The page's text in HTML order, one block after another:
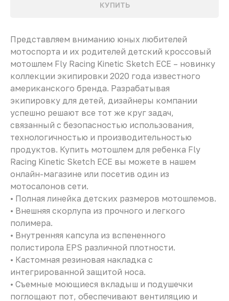
КУПИТЬ
Представляем вниманию юных любителей
мотоспорта и их родителей детский кроссовый
мотошлем Fly Racing Kinetic Sketch ECE – новинку
коллекции экипировки 2020 года известного
американского бренда. Разрабатывая
экипировку для детей, дизайнеры компании
успешно решают все тот же круг задач,
связанный с безопасностью использования,
технологичностью и производительностью
продуктов. Купить мотошлем для ребенка Fly
Racing Kinetic Sketch ECE вы можете в нашем
онлайн-магазине или посетив один из
мотосалонов сети.
• Полная линейка детских размеров мотошлемов.
• Внешняя скорлупа из прочного и легкого
полимера.
• Внутренняя капсула из вспененного
полистирола EPS различной плотности.
• Кастомная резиновая накладка с
интегрированной защитой носа.
• Съемные моющиеся вкладыш и подушечки
поглощают пот, обеспечивают вентиляцию и